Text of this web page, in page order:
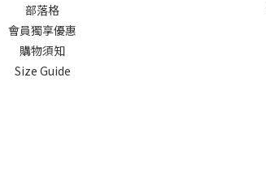
部落格
會員獨享優惠
購物須知
Size Guide